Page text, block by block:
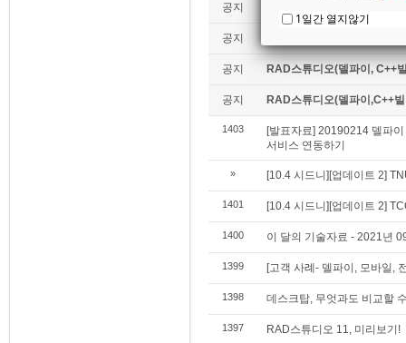
공지
공지
공지 RAD스튜디오(델파이, C++
공지 RAD스튜디오(델파이,C++
1403
[발표자료] 20190214 델파
서비스 연동하기
» [10.4 시드니][업데이트 2]
1401 [10.4 시드니][업데이트 2]
1400 이 달의 기술자료 - 2021년
1399 [고객 사례- 델파이, 모바일,
1398 데스크탑, 무엇과도 비교할
1397 RAD스튜디오 11, 미리보기!
1일간 열지않기